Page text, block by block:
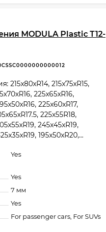
MODULA Plastic T12-
215x75xR15,
225x65xR16,
225x60xR17,
225x55R18,
245x45xR19,
195x50xR20,...
Yes
Yes
7 мм
Yes
For passenger cars, For SUVs